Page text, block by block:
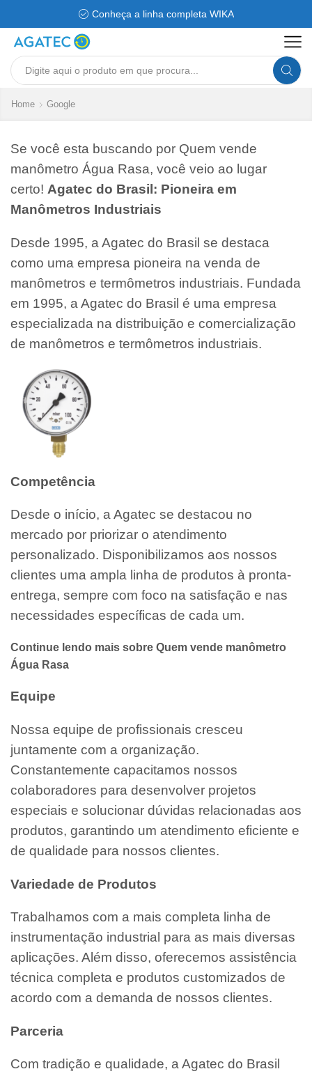
Conheça a linha completa WIKA
Search
Home Google
Se você esta buscando por Quem vende
manômetro Água Rasa, você veio ao lugar
certo! Agatec do Brasil: Pioneira em
Manômetros Industriais
Desde 1995, a Agatec do Brasil se destaca
como uma empresa pioneira na venda de
manômetros e termômetros industriais. Fundada
em 1995, a Agatec do Brasil é uma empresa
especializada na distribuição e comercialização
de manômetros e termômetros industriais.
Competência
Desde o início, a Agatec se destacou no
mercado por priorizar o atendimento
personalizado. Disponibilizamos aos nossos
clientes uma ampla linha de produtos à pronta-
entrega, sempre com foco na satisfação e nas
necessidades específicas de cada um.
Continue lendo mais sobre Quem vende manômetro
Água Rasa
Equipe
Nossa equipe de profissionais cresceu
juntamente com a organização.
Constantemente capacitamos nossos
colaboradores para desenvolver projetos
especiais e solucionar dúvidas relacionadas aos
produtos, garantindo um atendimento eficiente e
de qualidade para nossos clientes.
Variedade de Produtos
Trabalhamos com a mais completa linha de
instrumentação industrial para as mais diversas
aplicações. Além disso, oferecemos assistência
técnica completa e produtos customizados de
acordo com a demanda de nossos clientes.
Parceria
Com tradição e qualidade, a Agatec do Brasil